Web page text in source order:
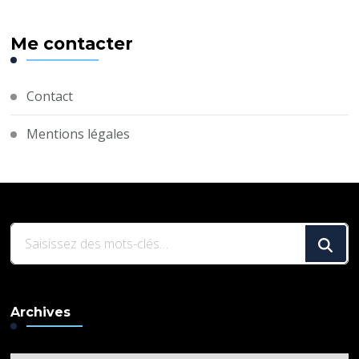
Me contacter
Contact
Mentions légales
?
Archives